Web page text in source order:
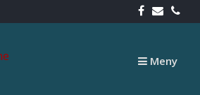
Meny